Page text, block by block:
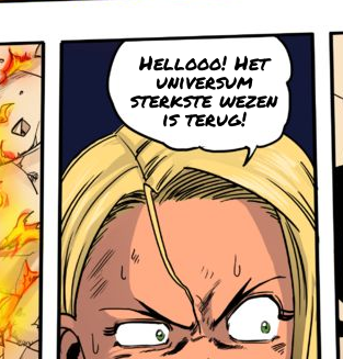
Hellooo! Het
universum
sterkste wezen
is terug!